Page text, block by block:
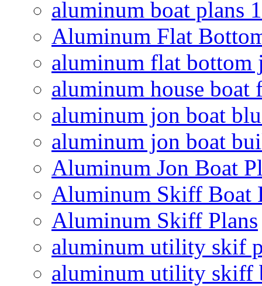
aluminum boat plans
Aluminum Flat
aluminum flat bottom
aluminum house boat
aluminum jon boat
aluminum jon boat
Aluminum Jon Boat
Aluminum Skiff Boat
Aluminum Skiff Plans
aluminum utility skif
aluminum utility skiff